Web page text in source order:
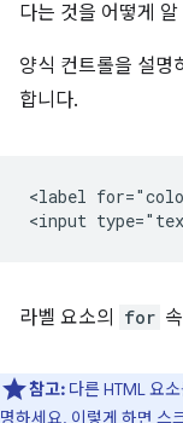
다는 것을 어떻게
양식 컨트롤을 설명
합니다.
<label
라벨 요소의 for
참고: 다른 HTML 요
명하세요. 이렇게 하면 스